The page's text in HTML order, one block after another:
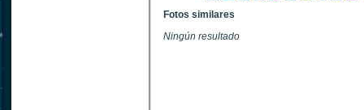
Fotos similares
Ningún resultado